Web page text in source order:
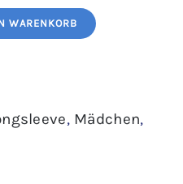
WARENKORB
, Mädchen,